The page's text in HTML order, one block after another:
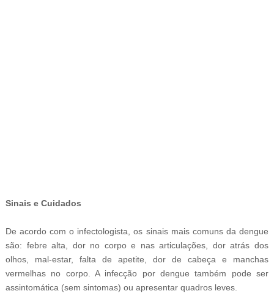
Sinais e Cuidados
De acordo com o infectologista, os sinais mais comuns da dengue
são: febre alta, dor no corpo e nas articulações, dor atrás dos
olhos, mal-estar, falta de apetite, dor de cabeça e manchas
vermelhas no corpo. A infecção por dengue também pode ser
assintomática (sem sintomas) ou apresentar quadros leves.